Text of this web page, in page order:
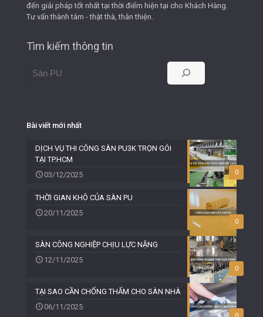
đến giải pháp tốt nhất tại thời điểm hiện tại cho Khách Hàng.
Tư vấn thành tâm - thật thà, thân thiện.
Tìm kiếm thông tin
Bài viết mới nhất
0
DỊCH VỤ THI CÔNG SÀN PU3K TRỌN GÓI
TẠI TP.HCM
03/12/2025
0
THỜI GIAN KHÔ CỦA SÀN PU
20/11/2025
0
SÀN CÔNG NGHIỆP CHỊU LỰC NẶNG
12/11/2025
0
TẠI SAO CẦN CHỐNG THẤM CHO SÀN NHÀ
06/11/2025